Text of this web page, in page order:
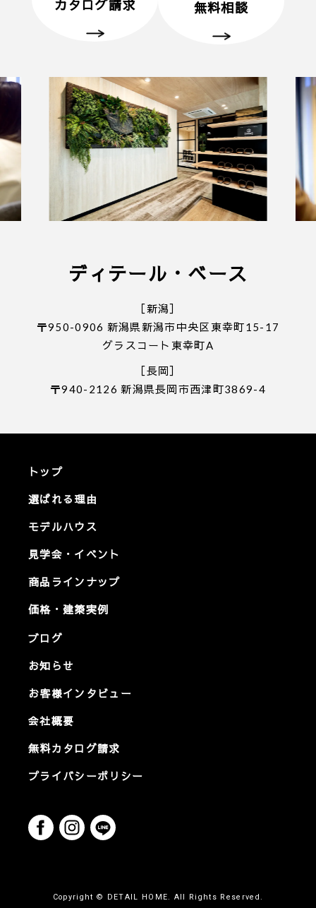
・過去に資料請求などでプレゼントさせていただい
た方は対象外とさせていただきます。
・弊社のアンケートにご協力していただくことが条
件となります。
■ 個人情報の取り扱いについて
・ご入力いただきました情報は「プライバシーポリ
」に従って取り扱われます。
カタログ請求 無料相談
ディテール・ベース
［新潟］
〒950-0906 新潟県新潟市中央区東幸町15-17
グラスコート東幸町A
［長岡］
〒940-2126 新潟県長岡市西津町3869-4
トップ
選ばれる理由
モデルハウス
見学会・イベント
商品ラインナップ
価格・建築実例
ブログ
お知らせ
お客様インタビュー
会社概要
無料カタログ請求
プライバシーポリシー
Copyright © DETAIL HOME. All Rights Reserved.